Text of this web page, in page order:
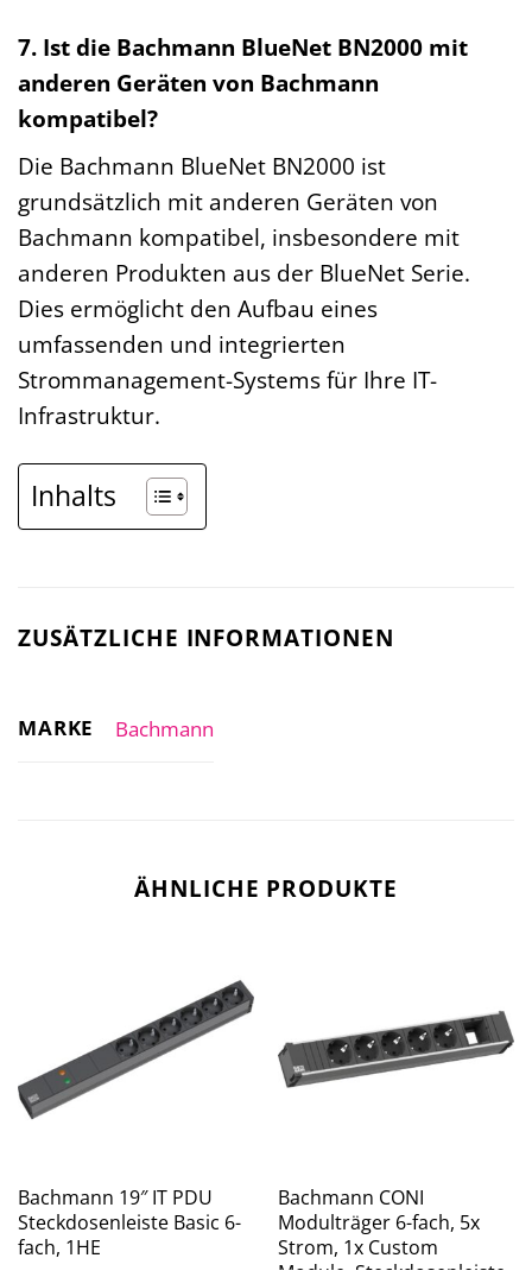
7. Ist die Bachmann BlueNet BN2000 mit
anderen Geräten von Bachmann
kompatibel?
Die Bachmann BlueNet BN2000 ist
grundsätzlich mit anderen Geräten von
Bachmann kompatibel, insbesondere mit
anderen Produkten aus der BlueNet Serie.
Dies ermöglicht den Aufbau eines
umfassenden und integrierten
Strommanagement-Systems für Ihre IT-
Infrastruktur.
Inhalts
ZUSÄTZLICHE INFORMATIONEN
MARKE Bachmann
ÄHNLICHE PRODUKTE
Bachmann 19″ IT PDU
Steckdosenleiste Basic 6-
fach, 1HE
Bachmann CONI
Modulträger 6-fach, 5x
Strom, 1x Custom